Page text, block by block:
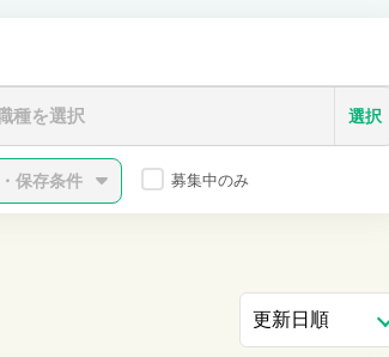
種を選択 選択
保存条件 募集中のみ